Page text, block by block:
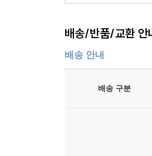
배송/반품/교환 안
배송 안내
배송 구분